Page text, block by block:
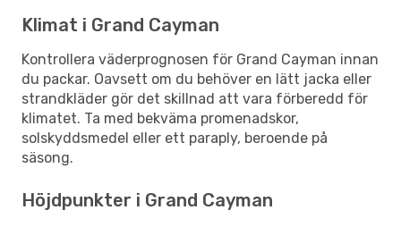
Klimat i Grand Cayman
Kontrollera väderprognosen för Grand Cayman innan
du packar. Oavsett om du behöver en lätt jacka eller
strandkläder gör det skillnad att vara förberedd för
klimatet. Ta med bekväma promenadskor,
solskyddsmedel eller ett paraply, beroende på
säsong.
Höjdpunkter i Grand Cayman